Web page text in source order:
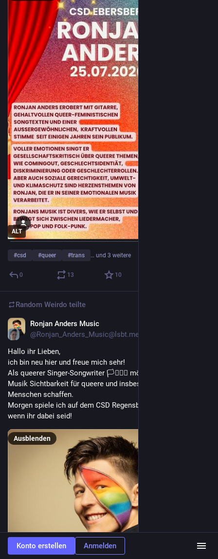
ALT
#csd #queer #trans … und 3 weitere
0 13 10
Random Weirdo teilte
Ronjan Anders Music
@Ronjan_Anders_Music@lsbt.me
Hallo ihr Lieben,
ich bin neu hier und freue mich sehr!
Als queerer Singer-Songwriter 🏳️‍⚧️🏳️‍🌈 möchte ich mit meiner
Musik Sichtbarkeit für queere und insbesondere trans*
Menschen schaffen.
Morgen spiele ich auf dem CSD Regensburg und freu mich
wenn ihr dabei seid!
Ausblenden
Konto erstellen Anmelden